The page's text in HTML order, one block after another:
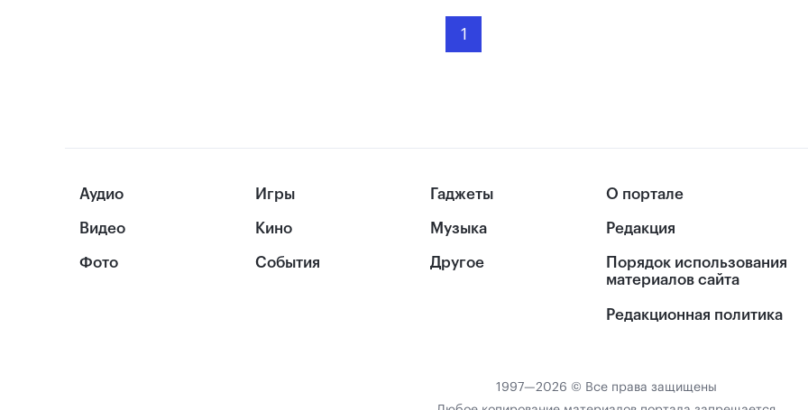
1
Аудио
Видео
Фото
Игры
Кино
События
Гаджеты
Музыка
Другое
О портале
Редакция
Порядок использования
материалов сайта
Редакционная политика
1997—2026 © Все права защищены